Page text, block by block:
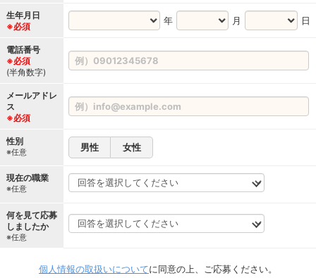
生年月日
※必須
年 月 日
電話番号
※必須
(半角数字)
メールアドレ
ス
※必須
性別
※任意 男性 女性
現在の職業
※任意
何を見て応募
しましたか
※任意
個人情報の取扱いについてに同意の上、ご応募ください。